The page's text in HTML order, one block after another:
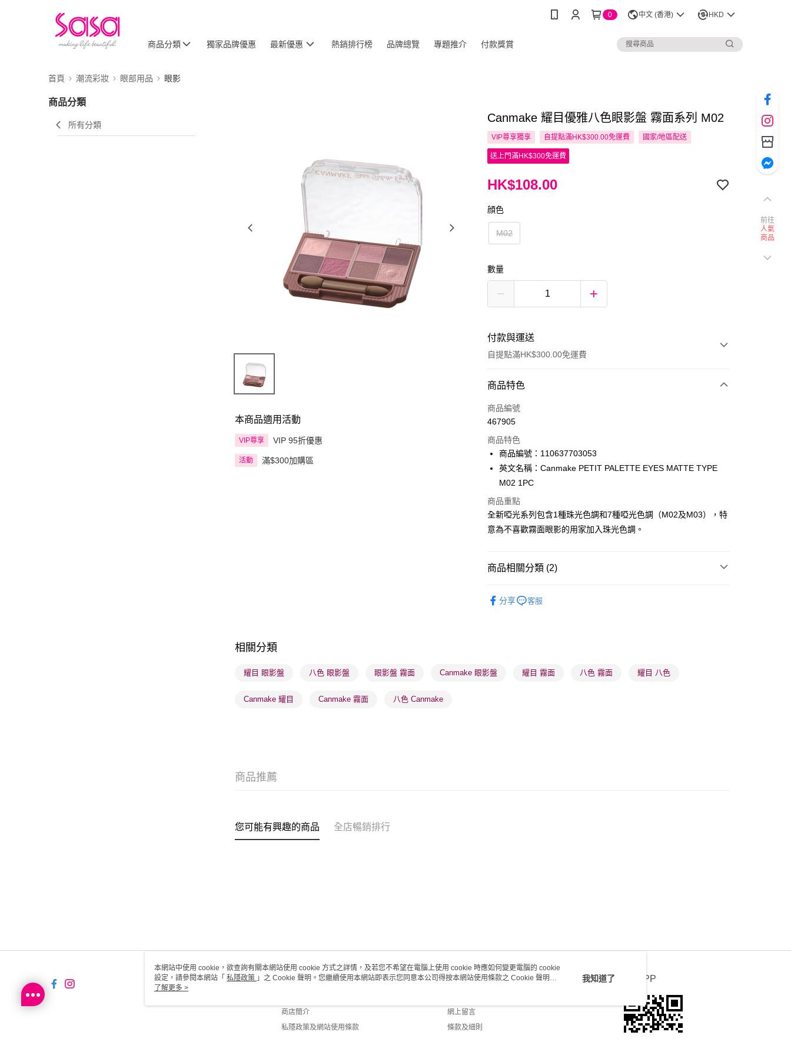
0 中文 (香港) HKD
商品分類 獨家品牌優惠 最新優惠 熱銷排行榜 品牌總覽 專題推介 付款獎賞
首頁 潮流彩妝 眼部用品 眼影
商品分類
所有分類
本商品適用活動
VIP尊享 VIP 95折優惠
活動 滿$300加購區
Canmake 耀目優雅八色眼影盤 霧面系列 M02
VIP尊享獨享 自提點滿HK$300.00免運費 國家/地區配送
送上門滿HK$300免運費
HK$108.00
顔色
M02
數量
付款與運送
自提點滿HK$300.00免運費
付款方式
信用卡
AlipayHK
PayMe
BoC Pay
順豐自助櫃 - 確認發貨後1-3個工作天送達
商品特色
商品編號
467905
商品特色
商品編號：110637703053
英文名稱：Canmake PETIT PALETTE EYES MATTE TYPE
M02 1PC
商品重點
全新啞光系列包含1種珠光色調和7種啞光色調（M02及M03），特
意為不喜歡霧面眼影的用家加入珠光色調。
商品相關分類 (2)
分享 客服
相關分類
耀目 眼影盤 八色 眼影盤 眼影盤 霧面 Canmake 眼影盤 耀目 霧面 八色 霧面 耀目 八色
Canmake 耀目 Canmake 霧面 八色 Canmake
商品推薦
您可能有興趣的商品 全店暢銷排行
關於我們
商店簡介
私隱政策及網站使用條款
客戶服務
網上留言
條款及細則
官方APP
前往
人氣
商品
本網站中使用 cookie，欲查詢有關本網站使用 cookie 方式之詳情，及若您不希望在電腦上使用 cookie 時應如何變更電腦的 cookie
設定，請參閱本網站「 私隱政策 」之 Cookie 聲明。您繼續使用本網站即表示您同意本公司得按本網站使用條款之 Cookie 聲明使
用 cookie。
了解更多 >
我知道了